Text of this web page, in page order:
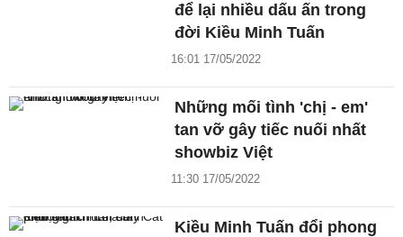
để lại nhiều dấu ấn trong
đời Kiều Minh Tuấn
16:01 17/05/2022
Những mối tình 'chị - em'
tan vỡ gây tiếc nuối nhất
showbiz Việt
11:30 17/05/2022
Kiều Minh Tuấn đổi phong